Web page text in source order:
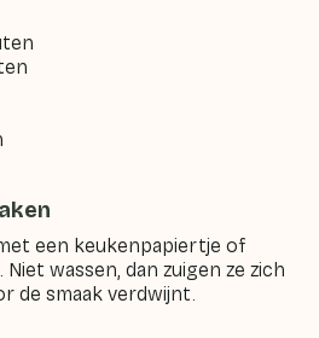
een keukenpapiertje of
wassen, dan zuigen ze zich
de smaak verdwijnt.